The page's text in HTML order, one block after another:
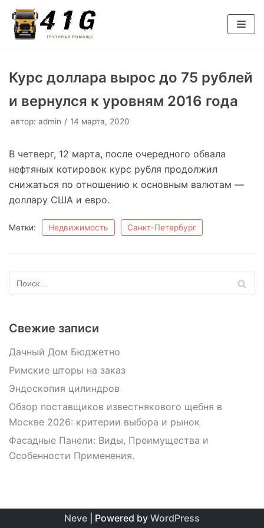
Перейти
к
Курс доллара вырос до 75 рублей
и вернулся к уровням 2016 года
автор: admin 14 марта, 2020
В четверг, 12 марта, после очередного обвала
нефтяных котировок курс рубля продолжил
снижаться по отношению к основным валютам —
доллару США и евро.
Метки: Недвижимость Санкт-Петербург
Свежие записи
Дачный Дом Бюджетно
Римские шторы на заказ
Эндоскопия цилиндров
Обзор поставщиков известнякового щебня в
Москве 2026: критерии выбора и рынок
Фасадные Панели: Виды, Преимущества и
Особенности Применения.
Neve | Powered by WordPress